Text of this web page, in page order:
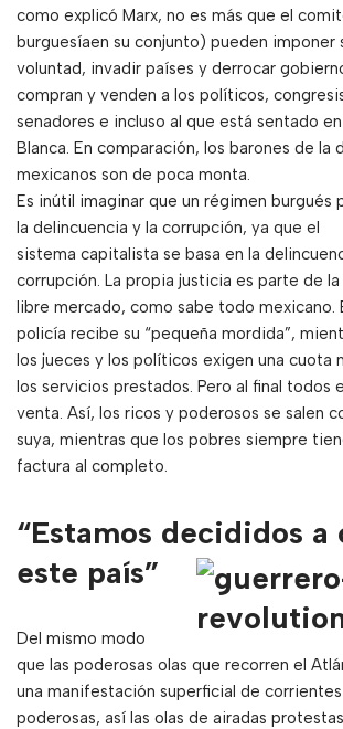
como explicó Marx, no es más que el
burguesíaen su conjunto) pueden imponer
voluntad, invadir países y derrocar
compran y venden a los políticos,
senadores e incluso al que está sentado
Blanca. En comparación, los barones de la
mexicanos son de poca monta.
Es inútil imaginar que un régimen burgués
la delincuencia y la corrupción, ya que el
sistema capitalista se basa en la
corrupción. La propia justicia es parte de
libre mercado, como sabe todo mexicano.
policía recibe su “pequeña mordida”,
los jueces y los políticos exigen una cuota
los servicios prestados. Pero al final todos
venta. Así, los ricos y poderosos se salen
suya, mientras que los pobres siempre
factura al completo.
“Estamos decididos a
este país”
Del mismo modo
que las poderosas olas que recorren el
una manifestación superficial de
poderosas, así las olas de airadas protestas